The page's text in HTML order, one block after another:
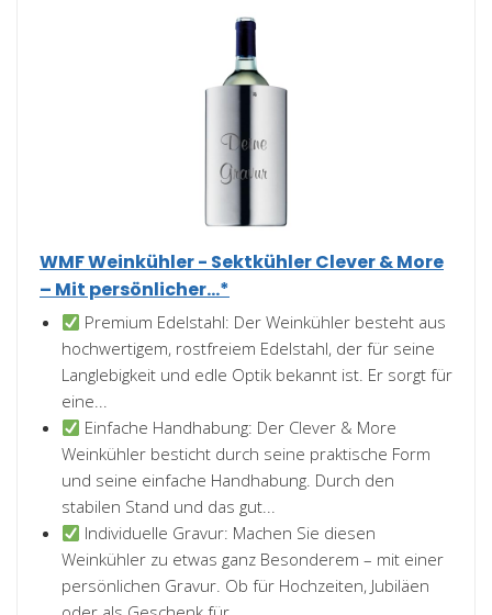
WMF Weinkühler - Sektkühler Clever & More
– Mit persönlicher...*
Premium Edelstahl: Der Weinkühler besteht aus
hochwertigem, rostfreiem Edelstahl, der für seine
Langlebigkeit und edle Optik bekannt ist. Er sorgt für
eine...
Einfache Handhabung: Der Clever & More
Weinkühler besticht durch seine praktische Form
und seine einfache Handhabung. Durch den
stabilen Stand und das gut...
Individuelle Gravur: Machen Sie diesen
Weinkühler zu etwas ganz Besonderem – mit einer
persönlichen Gravur. Ob für Hochzeiten, Jubiläen